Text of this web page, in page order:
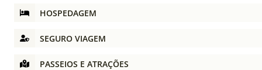
HOSPEDAGEM
SEGURO VIAGEM
PASSEIOS E ATRAÇÕES